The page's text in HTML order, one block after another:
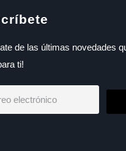
de las últimas novedades
ti!